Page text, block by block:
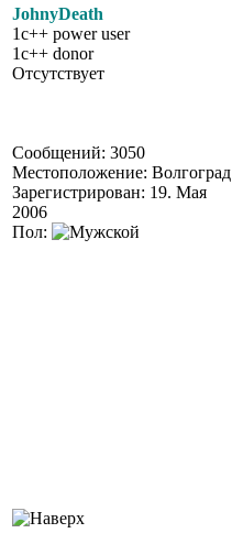
JohnyDeath
1c++ power user
1c++ donor
Отсутствует
Сообщений: 3050
Местоположение: Волгоград
Зарегистрирован: 19. Мая
2006
Пол: